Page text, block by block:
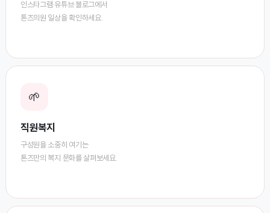
인스타그램·유튜브·블로그에서
톤즈의원 일상을 확인하세요.
🌱
직원복지
구성원을 소중히 여기는
톤즈만의 복지 문화를 살펴보세요.